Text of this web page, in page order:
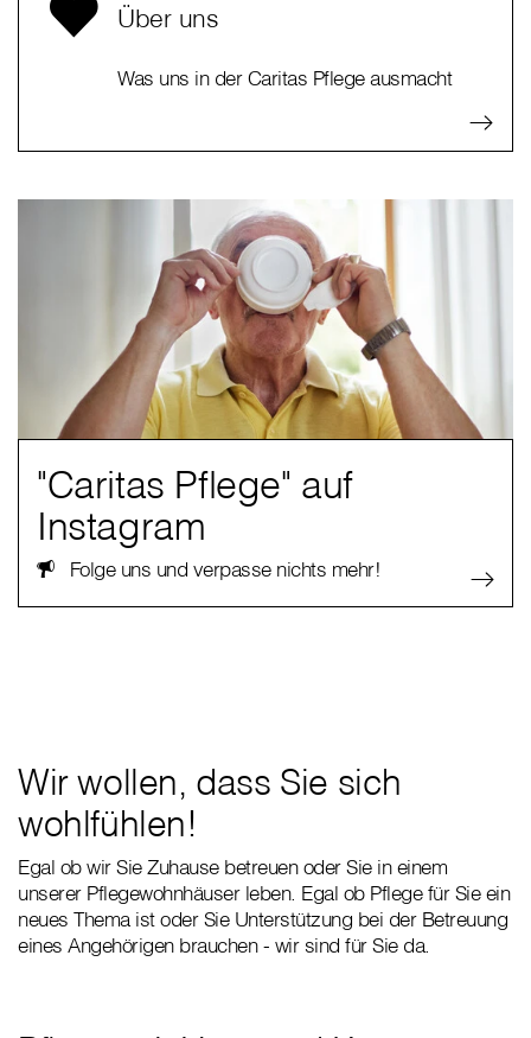
Über uns
Was uns in der Caritas Pflege ausmacht
"Caritas Pflege" auf
Instagram
Folge uns und verpasse nichts mehr!
Wir wollen, dass Sie sich
wohlfühlen!
Egal ob wir Sie Zuhause betreuen oder Sie in einem
unserer Pflegewohnhäuser leben. Egal ob Pflege für Sie ein
neues Thema ist oder Sie Unterstützung bei der Betreuung
eines Angehörigen brauchen - wir sind für Sie da.